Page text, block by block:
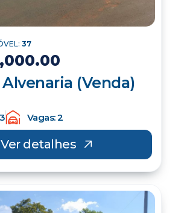
37
Alvenaria (Venda)
Vagas: 2
Ver detalhes